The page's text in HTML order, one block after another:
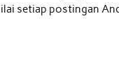
setiap postingan